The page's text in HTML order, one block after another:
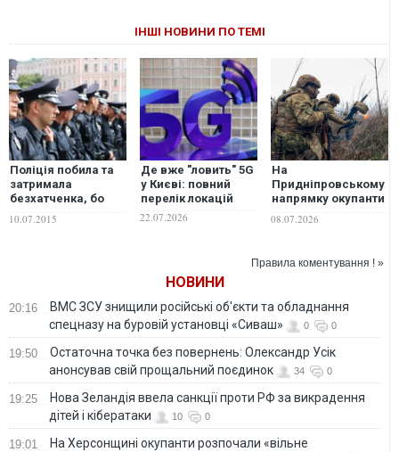
ІНШІ НОВИНИ ПО ТЕМІ
Поліція побила та
затримала
безхатченка, бо
ложкою. ВІДЕО
10.07.2015
Де вже "ловить" 5G
у Києві: повний
перелік локацій
22.07.2026
На
Придніпровському
напрямку окупанти
понад 10 км пішки
08.07.2026
Правила коментування ! »
НОВИНИ
20:16
ВМС ЗСУ знищили російські об'єкти та обладнання
спецназу на буровій установці «Сиваш»
0 0
19:50
Остаточна точка без повернень: Олександр Усік
анонсував свій прощальний поєдинок
34 0
19:25
Нова Зеландія ввела санкції проти РФ за викрадення
дітей і кібератаки
10 0
19:01
На Херсонщині окупанти розпочали «вільне